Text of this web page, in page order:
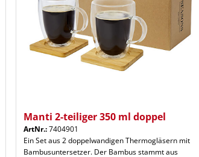
Manti 2-teiliger 350 ml doppel
ArtNr.:7404901
Ein Set aus 2 doppelwandigen Thermogläsern mit
Bambusuntersetzer. Der Bambus stammt aus